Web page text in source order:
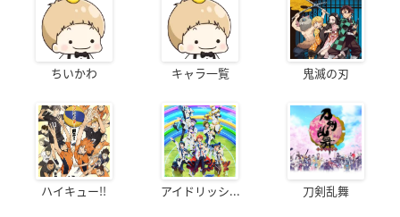
ちいかわ キャラ一覧 鬼滅の刃
ハイキュー!! アイドリッシ... 刀剣乱舞